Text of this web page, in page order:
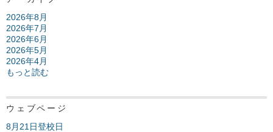
2026年8月
2026年7月
2026年6月
2026年5月
2026年4月
もっと読む
ウェブページ
8月21日登校日